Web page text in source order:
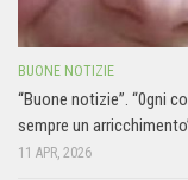
BUONE NOTIZIE
“Buone notizie”. “0gni
sempre un
11 APR, 2026